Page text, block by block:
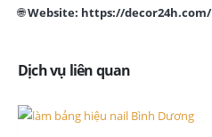
🌐Website: https://decor24h.com/
Dịch vụ liên quan